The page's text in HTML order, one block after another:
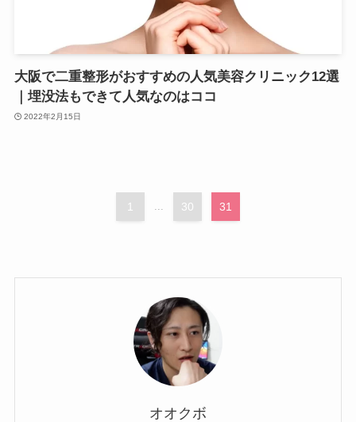
大阪で二重整形がおすすめの人気美容クリニック12選
｜埋没法もできて人気なのはココ
2022年2月15日
1 ... 30 31
オオクボ